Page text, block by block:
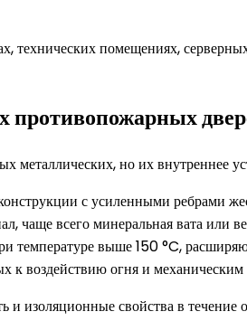
технических помещениях,
противопожарных
металлических, но их внутреннее
с усиленными ребрами
чаще всего минеральная вата или
температуре выше 150 °C,
к воздействию огня и механическим
и изоляционные свойства в